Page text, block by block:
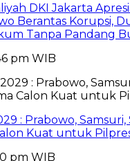
DKI Jakarta
Berantas Korupsi,
Tanpa Pandang
pm WIB
: Prabowo, Samsuri,
Kuat untuk
pm WIB